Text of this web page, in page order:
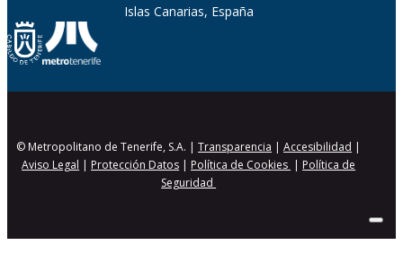
Islas Canarias, España
© Metropolitano de Tenerife, S.A. |Transparencia |Accesibilidad |
Aviso Legal | Protección Datos | Política de Cookies | Política de
Seguridad